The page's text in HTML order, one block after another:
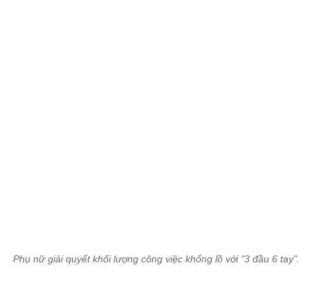
Phụ nữ giải quyết khối lượng công việc khổng lồ với "3 đầu 6 tay".